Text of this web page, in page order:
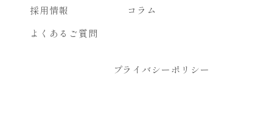
採用情報
よくあるご質問
コラム
プライバシーポリシー